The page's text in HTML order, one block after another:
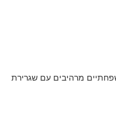
מרהיבים עם שגרירת